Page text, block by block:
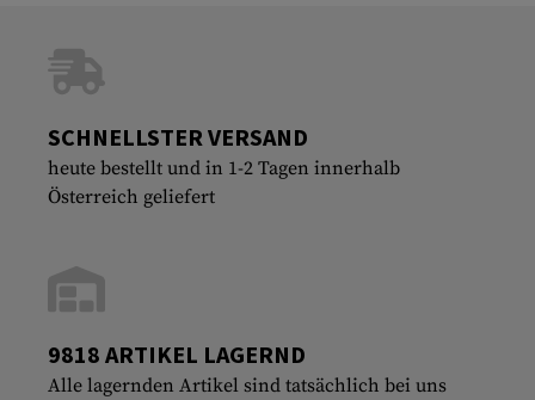
SCHNELLSTER VERSAND
heute bestellt und in 1-2 Tagen innerhalb
Österreich geliefert
9818 ARTIKEL LAGERND
Alle lagernden Artikel sind tatsächlich bei uns